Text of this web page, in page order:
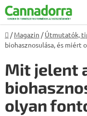
Ugrás
fő
tartalomhoz
Kezdőlap
/ Magazin / Útmutatók,
biohasznosulása, és miért
Mit jelent
olyan